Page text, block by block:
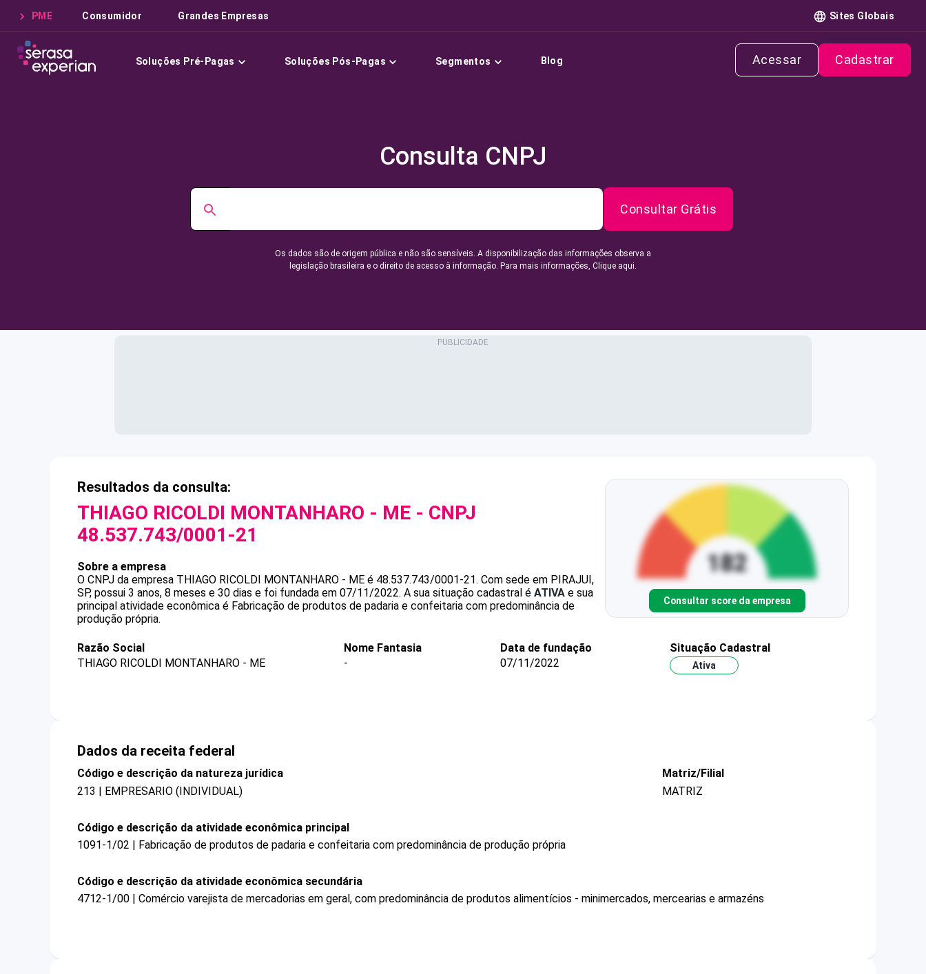
PME Consumidor Grandes Empresas Sites Globais
Soluções Pré-Pagas Soluções Pós-Pagas Segmentos Blog Acessar Cadastrar
Consulta CNPJ
Consultar Grátis
Os dados são de origem pública e não são sensíveis. A disponibilização das informações observa a
legislação brasileira e o direito de acesso à informação. Para mais informações, Clique aqui.
Resultados da consulta:
THIAGO RICOLDI MONTANHARO - ME - CNPJ
48.537.743/0001-21
Sobre a empresa
O CNPJ da empresa THIAGO RICOLDI MONTANHARO - ME é 48.537.743/0001-21. Com sede em PIRAJUI,
SP, possui 3 anos, 8 meses e 30 dias e foi fundada em 07/11/2022. A sua situação cadastral é ATIVA e sua
principal atividade econômica é Fabricação de produtos de padaria e confeitaria com predominância de
produção própria.
Consultar score da empresa
Razão Social
THIAGO RICOLDI MONTANHARO - ME
Nome Fantasia
-
Data de fundação
07/11/2022
Situação Cadastral
Ativa
Dados da receita federal
Código e descrição da natureza jurídica
213 | EMPRESARIO (INDIVIDUAL)
Matriz/Filial
MATRIZ
Código e descrição da atividade econômica principal
1091-1/02 | Fabricação de produtos de padaria e confeitaria com predominância de produção própria
Código e descrição da atividade econômica secundária
4712-1/00 | Comércio varejista de mercadorias em geral, com predominância de produtos alimentícios - minimercados, mercearias e armazéns